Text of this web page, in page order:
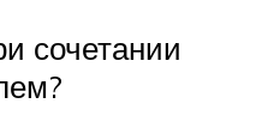
сочетании